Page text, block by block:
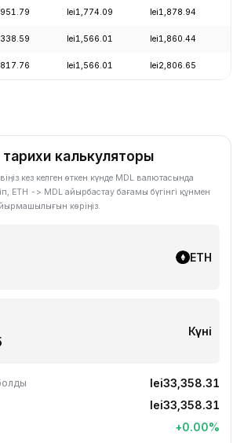
lei1,774.09 lei1,878.94
lei1,566.01 lei1,860.44
lei1,566.01 lei2,806.65
калькуляторы
кез келген өткен күнде MDL валютасында
ETH -> MDL айырбастау бағамы бүгінгі құнмен
көріңіз.
ETH
Күні
lei33,358.31
lei33,358.31
+0.00%